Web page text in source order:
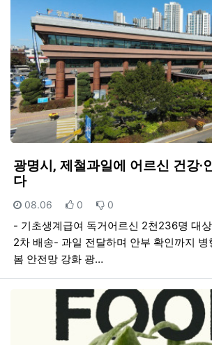
광명시, 제철과일에 어르신 건강·
다
등록일
08.06 추천
0 비추천
0
- 기초생계급여 독거어르신 2천236명 대
2차 배송- 과일 전달하며 안부 확인까지 병
봄 안전망 강화 광…